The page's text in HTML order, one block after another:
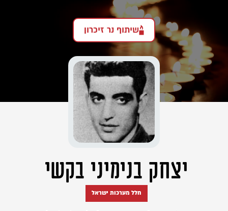
שיתוף נר זיכרון
יצחק בנימיני בקשי
חלל מערכות ישראל